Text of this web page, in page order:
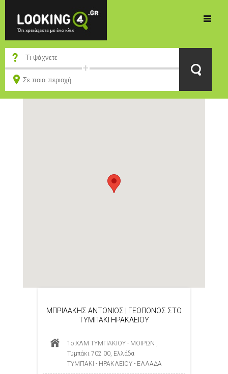
ΜΠΡΙΛΑΚΗΣ ΑΝΤΩΝΙΟΣ | ΓΕΩΠΟΝΟΣ ΣΤΟ
ΤΥΜΠΑΚΙ ΗΡΑΚΛΕΙΟΥ
1ο ΧΛΜ ΤΥΜΠΑΚΙΟΥ - ΜΟΙΡΩΝ ,
Τυμπάκι 702 00, Ελλάδα
ΤΥΜΠΑΚΙ - ΗΡΑΚΛΕΙΟΥ - ΕΛΛΑΔΑ